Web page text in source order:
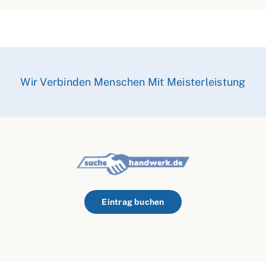
Wir Verbinden Menschen Mit Meisterleistung
Eintrag buchen